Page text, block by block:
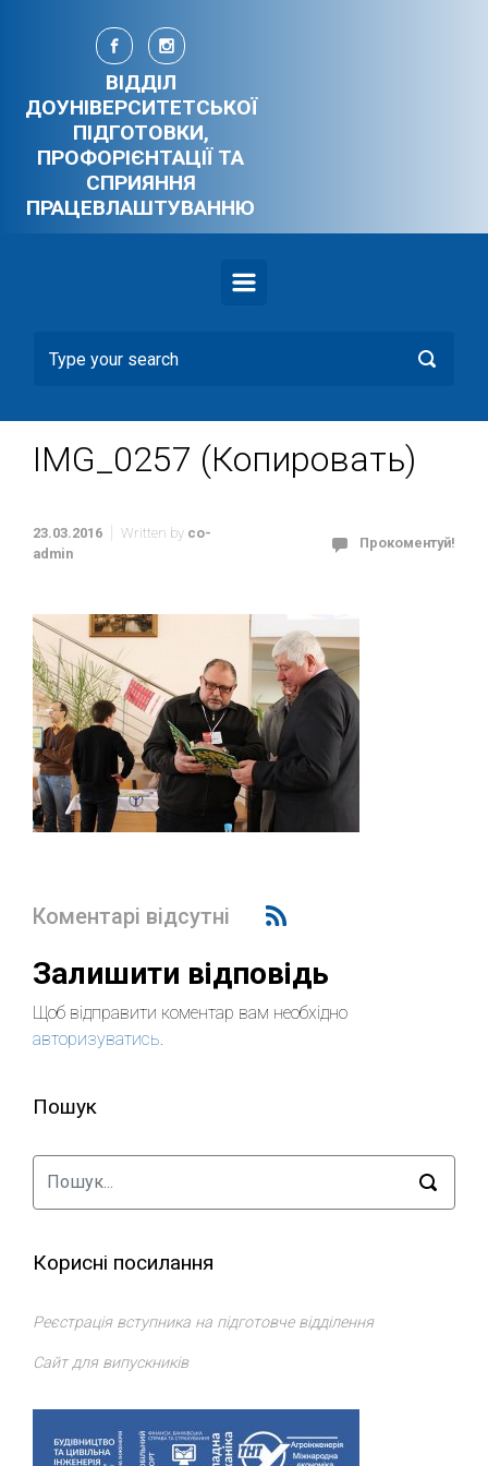
Skip to main content
ВІДДІЛ
ДОУНІВЕРСИТЕТСЬКОЇ
ПІДГОТОВКИ,
ПРОФОРІЄНТАЦІЇ ТА
СПРИЯННЯ
ПРАЦЕВЛАШТУВАННЮ
IMG_0257 (Копировать)
23.03.2016 Written by co-
admin
Прокоментуй!
Коментарі відсутні
Залишити відповідь
Щоб відправити коментар вам необхідно
авторизуватись.
Пошук
Корисні посилання
Реєстрація вступника на підготовче відділення
Сайт для випускників